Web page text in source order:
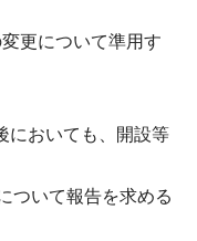
更について準用す
においても、開設等
ついて報告を求める